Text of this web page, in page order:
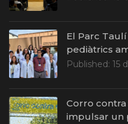
El Parc
pediàtrics
Published: 15
Corro
impulsar un